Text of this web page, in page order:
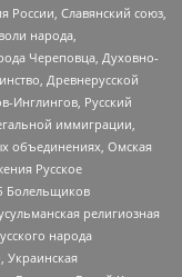
России, Славянский союз,
народа,
Череповца, Духовно-
Древнерусской
Инглингов, Русский
иммиграции,
объединениях, Омская
Русское
Болельщиков
религиозная
народа